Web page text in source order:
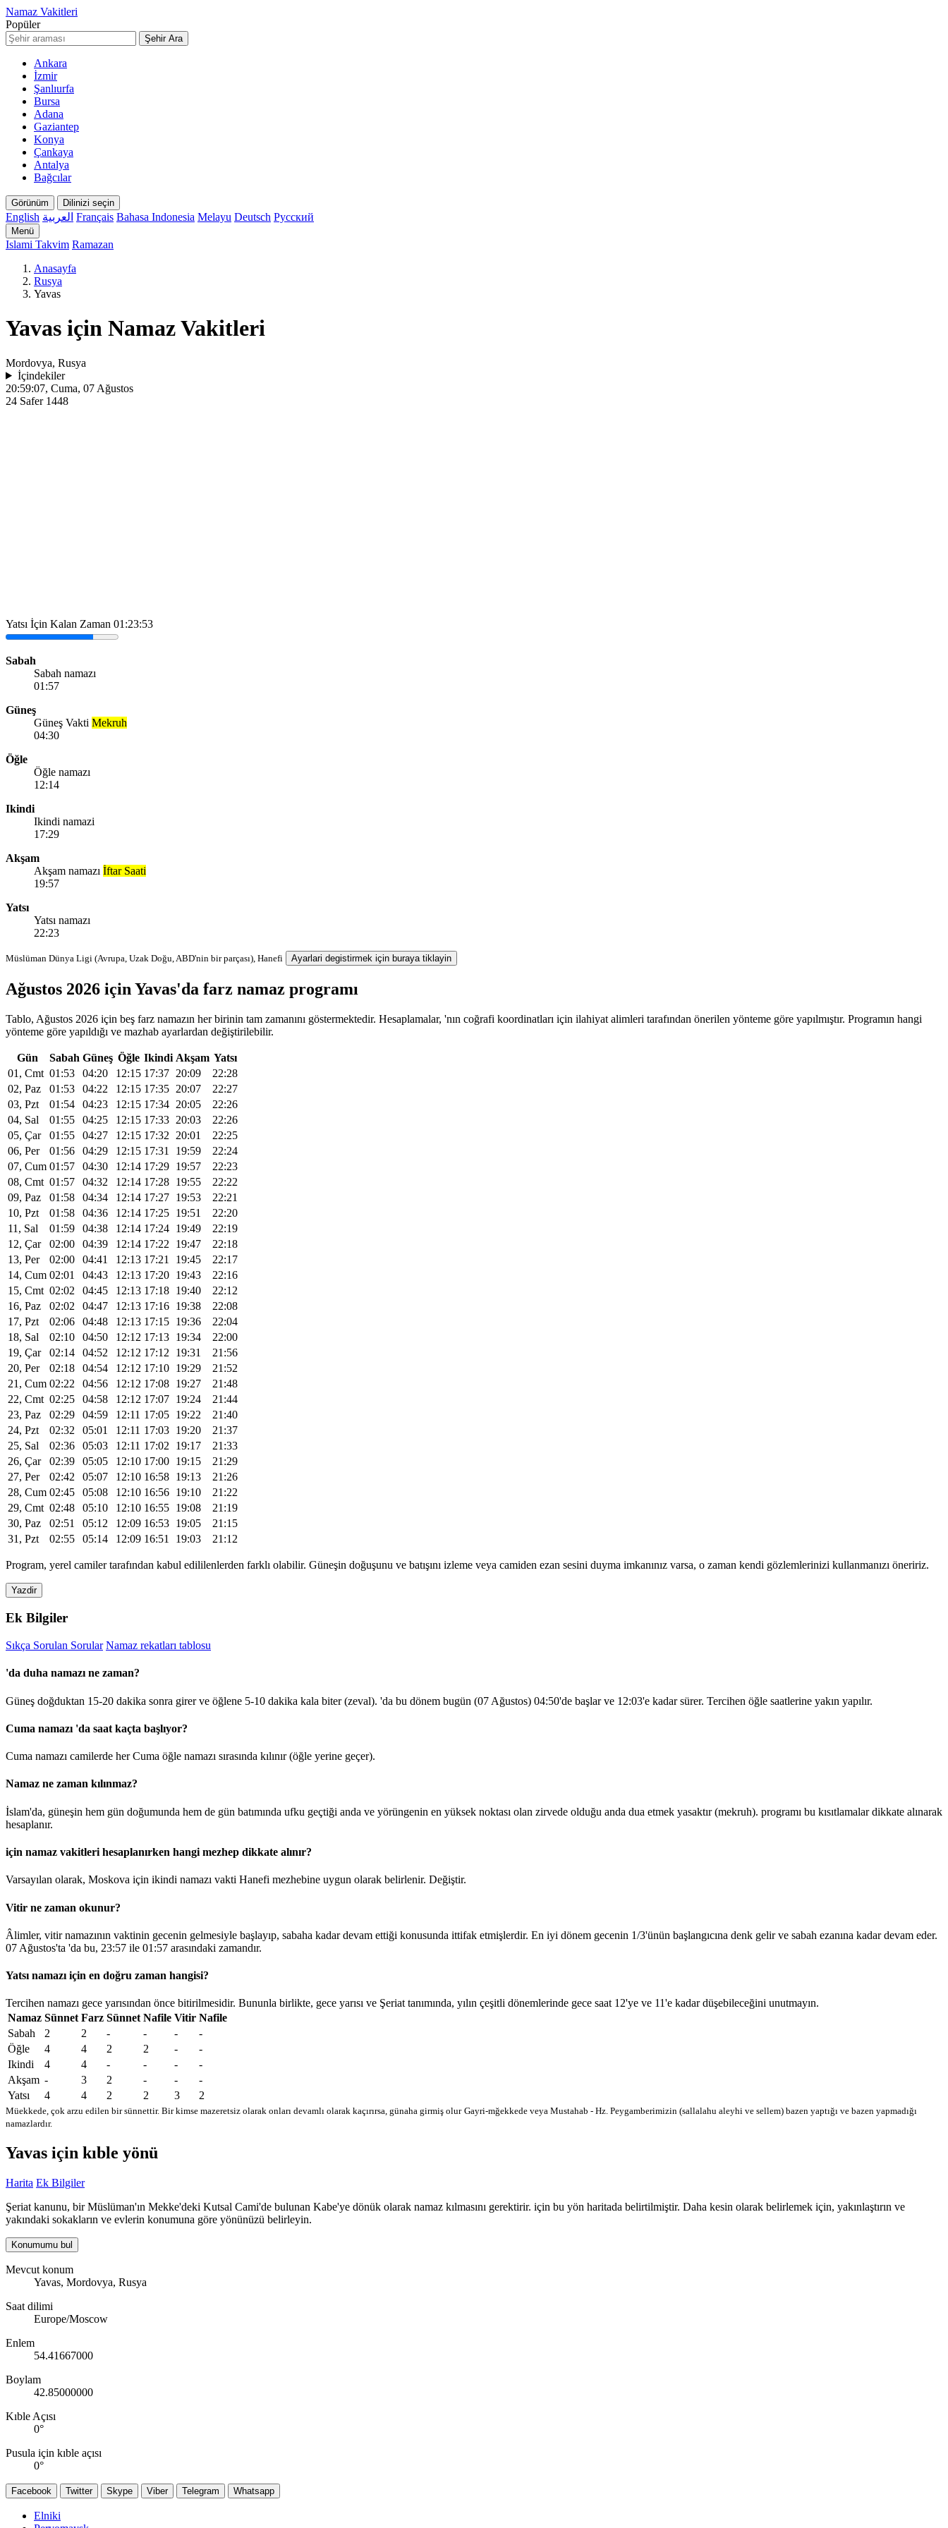
Namaz Vakitleri
Popüler
Şehir Ara
Ankara
İzmir
Şanlıurfa
Bursa
Adana
Gaziantep
Konya
Çankaya
Antalya
Bağcılar
Görünüm Dilinizi seçin
English العربية Français Bahasa Indonesia Melayu Deutsch Русский
Menü
Islami Takvim Ramazan
Anasayfa
Rusya
Yavas
Yavas için Namaz Vakitleri
Mordovya, Rusya
İçindekiler
20:59:07, Cuma, 07 Ağustos
24 Safer 1448
Yatsı İçin Kalan Zaman 01:23:53
Sabah
Sabah namazı
01:57
Güneş
Güneş Vakti Mekruh
04:30
Öğle
Öğle namazı
12:14
Ikindi
Ikindi namazi
17:29
Akşam
Akşam namazı İftar Saati
19:57
Yatsı
Yatsı namazı
22:23
Müslüman Dünya Ligi (Avrupa, Uzak Doğu, ABD'nin bir parçası), Hanefi Ayarlari degistirmek için buraya tiklayin
Ağustos 2026 için Yavas'da farz namaz programı
Tablo, Ağustos 2026 için beş farz namazın her birinin tam zamanını göstermektedir. Hesaplamalar, 'nın coğrafi koordinatları için ilahiyat alimleri tarafından önerilen yönteme göre yapılmıştır. Programın hangi
yönteme göre yapıldığı ve mazhab ayarlardan değiştirilebilir.
Gün Sabah Güneş Öğle Ikindi Akşam Yatsı
01, Cmt 01:53 04:20 12:15 17:37 20:09
22:28
02, Paz
01:53 04:22 12:15 17:35 20:07
22:27
03, Pzt
01:54 04:23 12:15 17:34 20:05
22:26
04, Sal
01:55 04:25 12:15 17:33 20:03
22:26
05, Çar
01:55 04:27 12:15 17:32 20:01
22:25
06, Per
01:56 04:29 12:15 17:31 19:59
22:24
07, Cum 01:57 04:30 12:14 17:29 19:57
22:23
08, Cmt 01:57 04:32 12:14 17:28 19:55
22:22
09, Paz
01:58 04:34 12:14 17:27 19:53
22:21
10, Pzt
01:58 04:36 12:14 17:25 19:51
22:20
11, Sal
01:59 04:38 12:14 17:24 19:49
22:19
12, Çar
02:00 04:39 12:14 17:22 19:47
22:18
13, Per
02:00 04:41 12:13 17:21 19:45
22:17
14, Cum 02:01 04:43 12:13 17:20 19:43
22:16
15, Cmt 02:02 04:45 12:13 17:18 19:40
22:12
16, Paz
02:02 04:47 12:13 17:16 19:38
22:08
17, Pzt
02:06 04:48 12:13 17:15 19:36
22:04
18, Sal
02:10 04:50 12:12 17:13 19:34
22:00
19, Çar
02:14 04:52 12:12 17:12 19:31
21:56
20, Per
02:18 04:54 12:12 17:10 19:29
21:52
21, Cum 02:22 04:56 12:12 17:08 19:27
21:48
22, Cmt 02:25 04:58 12:12 17:07 19:24
21:44
23, Paz
02:29 04:59 12:11 17:05 19:22
21:40
24, Pzt
02:32 05:01 12:11 17:03 19:20
21:37
25, Sal
02:36 05:03 12:11 17:02 19:17
21:33
26, Çar
02:39 05:05 12:10 17:00 19:15
21:29
27, Per
02:42 05:07 12:10 16:58 19:13
21:26
28, Cum 02:45 05:08 12:10 16:56 19:10
21:22
29, Cmt 02:48 05:10 12:10 16:55 19:08
21:19
30, Paz
02:51 05:12 12:09 16:53 19:05
21:15
31, Pzt
02:55 05:14 12:09 16:51 19:03 21:12
Program, yerel camiler tarafından kabul edililenlerden farklı olabilir. Güneşin doğuşunu ve batışını izleme veya camiden ezan sesini duyma imkanınız varsa, o zaman kendi gözlemlerinizi kullanmanızı öneririz.
Yazdir
Ek Bilgiler
Sıkça Sorulan Sorular Namaz rekatları tablosu
'da duha namazı ne zaman?
Güneş doğduktan 15-20 dakika sonra girer ve öğlene 5-10 dakika kala biter (zeval). 'da bu dönem bugün (07 Ağustos) 04:50'de başlar ve 12:03'e kadar sürer. Tercihen öğle saatlerine yakın yapılır.
Cuma namazı 'da saat kaçta başlıyor?
Cuma namazı camilerde her Cuma öğle namazı sırasında kılınır (öğle yerine geçer).
Namaz ne zaman kılınmaz?
İslam'da, güneşin hem gün doğumunda hem de gün batımında ufku geçtiği anda ve yörüngenin en yüksek noktası olan zirvede olduğu anda dua etmek yasaktır (mekruh). programı bu kısıtlamalar dikkate alınarak
hesaplanır.
için namaz vakitleri hesaplanırken hangi mezhep dikkate alınır?
Varsayılan olarak, Moskova için ikindi namazı vakti Hanefi mezhebine uygun olarak belirlenir. Değiştir.
Vitir ne zaman okunur?
Âlimler, vitir namazının vaktinin gecenin gelmesiyle başlayıp, sabaha kadar devam ettiği konusunda ittifak etmişlerdir. En iyi dönem gecenin 1/3'ünün başlangıcına denk gelir ve sabah ezanına kadar devam eder.
07 Ağustos'ta 'da bu, 23:57 ile 01:57 arasındaki zamandır.
Yatsı namazı için en doğru zaman hangisi?
Tercihen namazı gece yarısından önce bitirilmesidir. Bununla birlikte, gece yarısı ve Şeriat tanımında, yılın çeşitli dönemlerinde gece saat 12'ye ve 11'e kadar düşebileceğini unutmayın.
Namaz Sünnet Farz Sünnet Nafile Vitir Nafile
Sabah
2 2 - - -
-
Öğle
4 4 2 2 -
-
Ikindi
4 4 - - -
-
Akşam - 3 2 - -
-
Yatsı
4 4 2 2 3 2
Müekkede, çok arzu edilen bir sünnettir. Bir kimse mazeretsiz olarak onları devamlı olarak kaçırırsa, günaha girmiş olur Gayri-mğekkede veya Mustahab - Hz. Peygamberimizin (sallalahu aleyhi ve sellem) bazen yaptığı ve bazen yapmadığı
namazlardır.
Yavas için kıble yönü
Harita Ek Bilgiler
Şeriat kanunu, bir Müslüman'ın Mekke'deki Kutsal Cami'de bulunan Kabe'ye dönük olarak namaz kılmasını gerektirir. için bu yön haritada belirtilmiştir. Daha kesin olarak belirlemek için, yakınlaştırın ve
yakındaki sokakların ve evlerin konumuna göre yönünüzü belirleyin.
Konumumu bul
Mevcut konum
Yavas, Mordovya, Rusya
Saat dilimi
Europe/Moscow
Enlem
54.41667000
Boylam
42.85000000
Kıble Açısı
0°
Pusula için kıble açısı
0°
Facebook Twitter Skype Viber Telegram Whatsapp
Elniki